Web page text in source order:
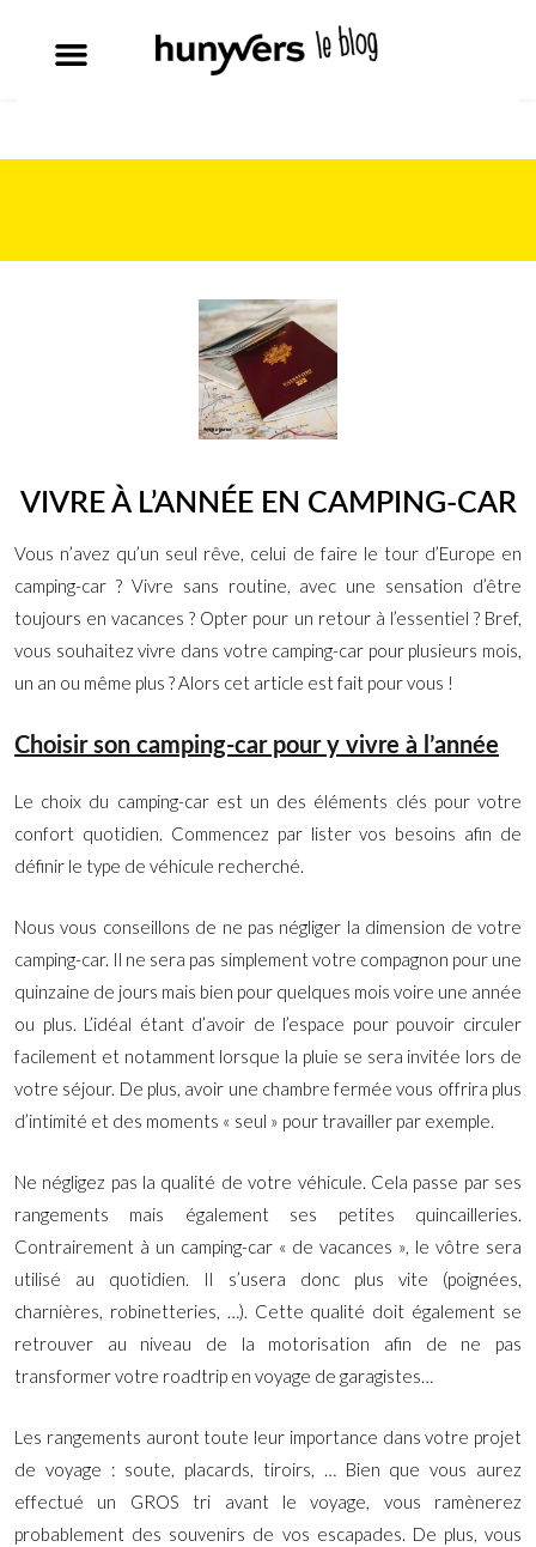
VIVRE À L’ANNÉE EN CAMPING-CAR
Vous n’avez qu’un seul rêve, celui de faire le tour d’Europe en
camping-car ? Vivre sans routine, avec une sensation d’être
toujours en vacances ? Opter pour un retour à l’essentiel ? Bref,
vous souhaitez vivre dans votre camping-car pour plusieurs mois,
un an ou même plus ? Alors cet article est fait pour vous !
Choisir son camping-car pour y vivre à l’année
Le choix du camping-car est un des éléments clés pour votre
confort quotidien. Commencez par lister vos besoins afin de
définir le type de véhicule recherché.
Nous vous conseillons de ne pas négliger la dimension de votre
camping-car. Il ne sera pas simplement votre compagnon pour une
quinzaine de jours mais bien pour quelques mois voire une année
ou plus. L’idéal étant d’avoir de l’espace pour pouvoir circuler
facilement et notamment lorsque la pluie se sera invitée lors de
votre séjour. De plus, avoir une chambre fermée vous offrira plus
d’intimité et des moments « seul » pour travailler par exemple.
Ne négligez pas la qualité de votre véhicule. Cela passe par ses
rangements mais également ses petites quincailleries.
Contrairement à un camping-car « de vacances », le vôtre sera
utilisé au quotidien. Il s’usera donc plus vite (poignées,
charnières, robinetteries, …). Cette qualité doit également se
retrouver au niveau de la motorisation afin de ne pas
transformer votre roadtrip en voyage de garagistes…
Les rangements auront toute leur importance dans votre projet
de voyage : soute, placards, tiroirs, … Bien que vous aurez
effectué un GROS tri avant le voyage, vous ramènerez
probablement des souvenirs de vos escapades. De plus, vous